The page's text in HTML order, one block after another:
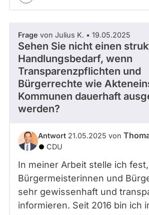
Frage von Julius K. • 19.05.2025
Sehen Sie nicht einen
Handlungsbedarf, wenn
Transparenzpflichten und
Bürgerrechte wie
Kommunen dauerhaft
werden?
Antwort 21.05.2025 von
CDU
In meiner Arbeit stelle ich
Bürgermeisterinnen und
sehr gewissenhaft und
informieren. Seit 2016 bin ich